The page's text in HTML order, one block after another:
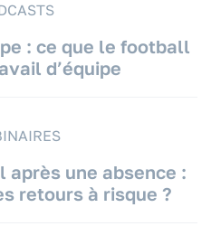
: ce que le football
d’équipe
une absence :
retours à risque ?